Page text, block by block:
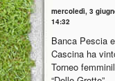
mercoledì, 3
14:32
Banca Pescia e
Cascina ha
Torneo